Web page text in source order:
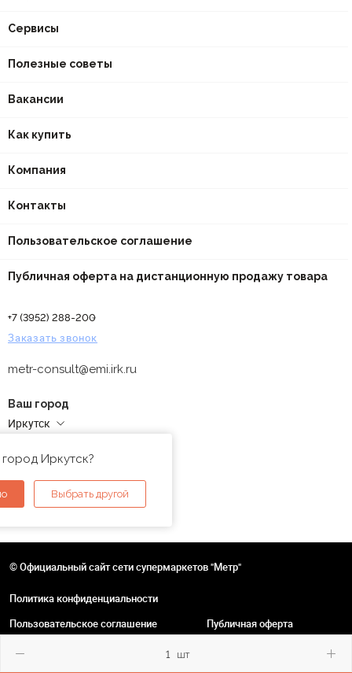
шт
Сервисы
Полезные советы
Вакансии
Как купить
Компания
Контакты
Пользовательское соглашение
Публичная оферта на дистанционную продажу товара
+7 (3952) 288-200
Заказать звонок
metr-consult@emi.irk.ru
Ваш город
Иркутск
Иркутск?
Выбрать другой
© Официальный сайт сети супермаркетов "Метр"
Политика конфиденциальности
Пользовательское соглашение
Публичная оферта